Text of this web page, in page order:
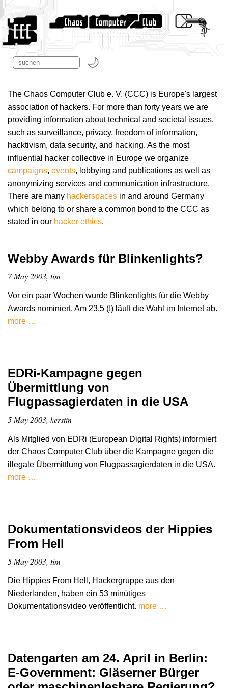
The Chaos Computer Club e. V. (CCC) is Europe's largest
association of hackers. For more than forty years we are
providing information about technical and societal issues,
such as surveillance, privacy, freedom of information,
hacktivism, data security, and hacking. As the most
influential hacker collective in Europe we organize
campaigns, events, lobbying and publications as well as
anonymizing services and communication infrastructure.
There are many hackerspaces in and around Germany
which belong to or share a common bond to the CCC as
stated in our hacker ethics.
Webby Awards für Blinkenlights?
7 May 2003, tim
Vor ein paar Wochen wurde Blinkenlights für die Webby
Awards nominiert. Am 23.5 (!) läuft die Wahl im Internet ab.
more …
EDRi-Kampagne gegen
Übermittlung von
Flugpassagierdaten in die USA
5 May 2003, kerstin
Als Mitglied von EDRi (European Digital Rights) informiert
der Chaos Computer Club über die Kampagne gegen die
illegale Übermittlung von Flugpassagierdaten in die USA.
more …
Dokumentationsvideos der Hippies
From Hell
5 May 2003, tim
Die Hippies From Hell, Hackergruppe aus den
Niederlanden, haben ein 53 minütiges
Dokumentationsvideo veröffentlicht. more …
Datengarten am 24. April in Berlin:
E-Government: Gläserner Bürger